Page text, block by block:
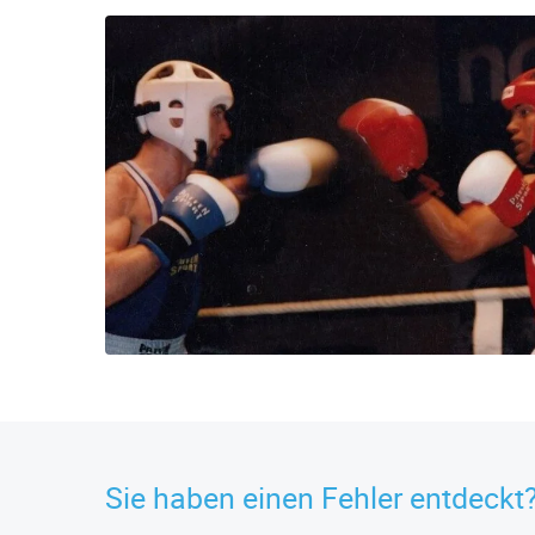
Sie haben einen Fehler